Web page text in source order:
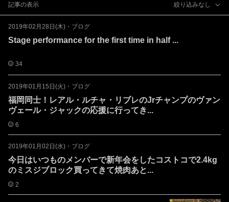
記事の表示 絞り込みなし
2019年02月28日(木) ・ ブログ
Stage performance for the first time in half ...
34
2019年01月15日(火) ・ ブログ
福岡同士！レアル・ルチャ・リブレのJrチャンプのヴァン
ヴェール・ジャックの応援に行ってき...
6
2019年01月02日(水) ・ ブログ
今日はいつものメンバーで新年会をしたコストコで2.4kg
のミスジブロック買ってきて焼肉あと...
2